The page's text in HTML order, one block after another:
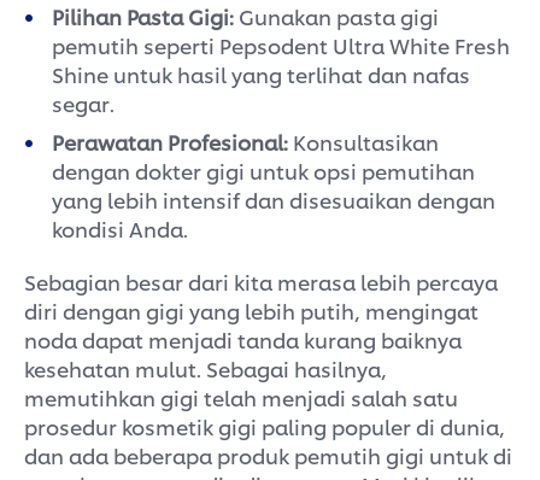
Pilihan Pasta Gigi: Gunakan pasta gigi
pemutih seperti Pepsodent Ultra White Fresh
Shine untuk hasil yang terlihat dan nafas
segar.
Perawatan Profesional: Konsultasikan
dengan dokter gigi untuk opsi pemutihan
yang lebih intensif dan disesuaikan dengan
kondisi Anda.
Sebagian besar dari kita merasa lebih percaya
diri dengan gigi yang lebih putih, mengingat
noda dapat menjadi tanda kurang baiknya
kesehatan mulut. Sebagai hasilnya,
memutihkan gigi telah menjadi salah satu
prosedur kosmetik gigi paling populer di dunia,
dan ada beberapa produk pemutih gigi untuk di